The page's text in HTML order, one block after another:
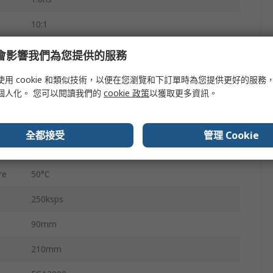
10:1
LCD Backlight
50V
-50V
0°C
1mΩ
50°C
250ksps
90mm
210mm
響我們為您提供的服務
用 cookie 和類似技術，以便在您瀏覽和下訂單時為您提供更好的服務
人化。 您可以閱讀我們的 cookie 政策以獲取更多資訊。
全都接受 管理 Cookie